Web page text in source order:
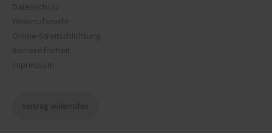
Datenschutz
Widerrufsrecht
Online-Streitschlichtung
Barrierefreiheit
Impressum
Vertrag widerrufen